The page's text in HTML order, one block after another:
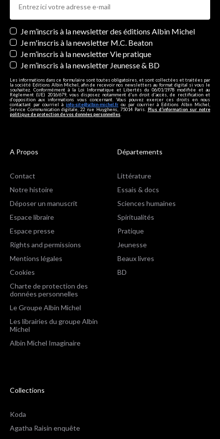
Newsletters
Je m’inscris à la newsletter des éditions Albin Michel
Je m'inscris à la newsletter M.C. Beaton
Je m’inscris à la newsletter Vie pratique
Je m’inscris à la newsletter Jeunesse & BD
Les informations dans ce formulaire sont toutes obligatoires, et sont collectées et traitées par
la société Editions Albin Michel, afin de recevoir nos newsletters au format digital si vous le
souhaitez. Conformément à la Loi Informatique et Libertés du 06/01/1978 modifiée et au
Règlement (UE) 2016/679, vous disposez notamment d'un droit d'accès, de rectification et
d’opposition aux informations vous concernant. Vous pouvez exercer ces droits en nous
contactant par courriel à info-site@albin-michel.fr ou par courrier à Editions Albin Michel,
Service Communication digitale, 22 rue Huyghens, 75014 Paris. Plus d’information sur notre
politique de protection de vos données personnelles
A Propos
Contact
Notre histoire
Déposer un manuscrit
Espace libraire
Espace presse
Rights and permissions
Mentions légales
Cookies
Charte de protection des
données personnelles
Le Groupe Albin Michel
Les librairies du groupe Albin
Michel
Albin Michel Imaginaire
Départements
Littérature
Essais & docs
Sciences humaines
Spiritualités
Pratique
Jeunesse
Beaux livres
BD
Collections
Koda
Agatha Raisin enquête